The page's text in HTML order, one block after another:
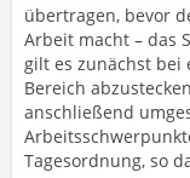
übertragen, bevor
Arbeit macht – das
gilt es zunächst bei
Bereich
anschließend
Tagesordnung, so